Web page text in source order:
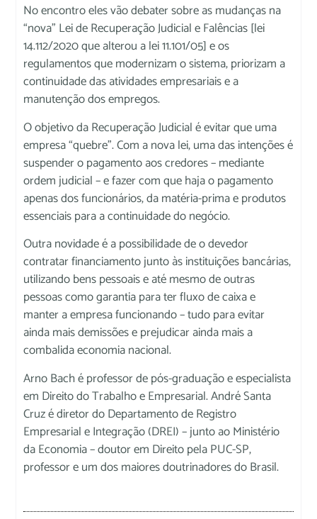
No encontro eles vão debater sobre as mudanças na
“nova” Lei de Recuperação Judicial e Falências [lei
14.112/2020 que alterou a lei 11.101/05] e os
regulamentos que modernizam o sistema, priorizam a
continuidade das atividades empresariais e a
manutenção dos empregos.
O objetivo da Recuperação Judicial é evitar que uma
empresa “quebre”. Com a nova lei, uma das intenções é
suspender o pagamento aos credores – mediante
ordem judicial – e fazer com que haja o pagamento
apenas dos funcionários, da matéria-prima e produtos
essenciais para a continuidade do negócio.
Outra novidade é a possibilidade de o devedor
contratar financiamento junto às instituições bancárias,
utilizando bens pessoais e até mesmo de outras
pessoas como garantia para ter fluxo de caixa e
manter a empresa funcionando – tudo para evitar
ainda mais demissões e prejudicar ainda mais a
combalida economia nacional.
Arno Bach é professor de pós-graduação e especialista
em Direito do Trabalho e Empresarial. André Santa
Cruz é diretor do Departamento de Registro
Empresarial e Integração (DREI) – junto ao Ministério
da Economia – doutor em Direito pela PUC-SP,
professor e um dos maiores doutrinadores do Brasil.